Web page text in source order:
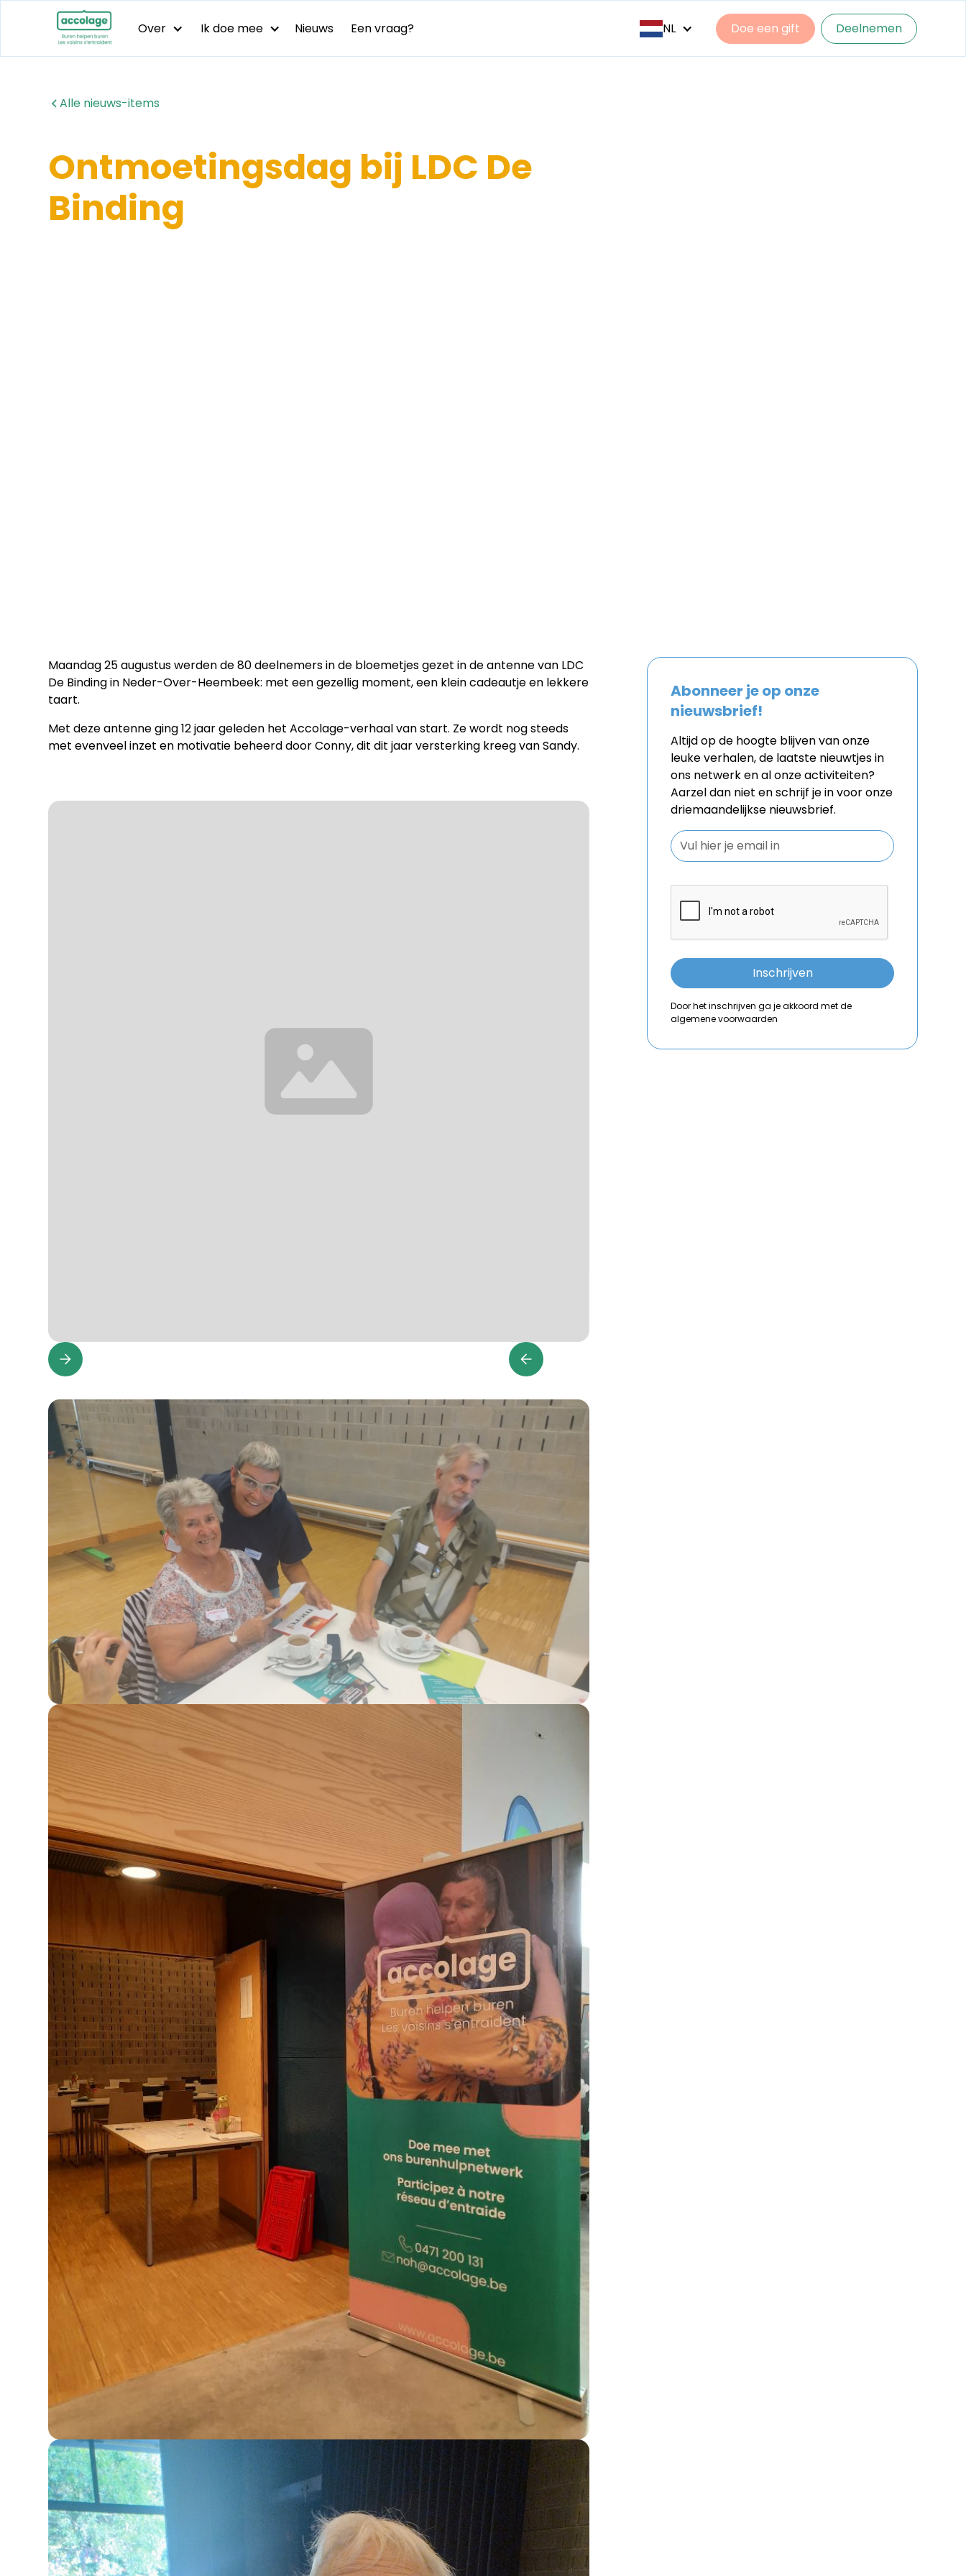
Over Ik doe mee Nieuws Een vraag? NL Doe een gift Deelnemen
Alle nieuws-items
Ontmoetingsdag bij LDC De
Binding
Maandag 25 augustus werden de 80 deelnemers in de bloemetjes gezet in de antenne van LDC
De Binding in Neder-Over-Heembeek: met een gezellig moment, een klein cadeautje en lekkere
taart.
Met deze antenne ging 12 jaar geleden het Accolage-verhaal van start. Ze wordt nog steeds
met evenveel inzet en motivatie beheerd door Conny, dit dit jaar versterking kreeg van Sandy.
Abonneer je op onze
nieuwsbrief!
Altijd op de hoogte blijven van onze
leuke verhalen, de laatste nieuwtjes in
ons netwerk en al onze activiteiten?
Aarzel dan niet en schrijf je in voor onze
driemaandelijkse nieuwsbrief.
Door het inschrijven ga je akkoord met de
algemene voorwaarden